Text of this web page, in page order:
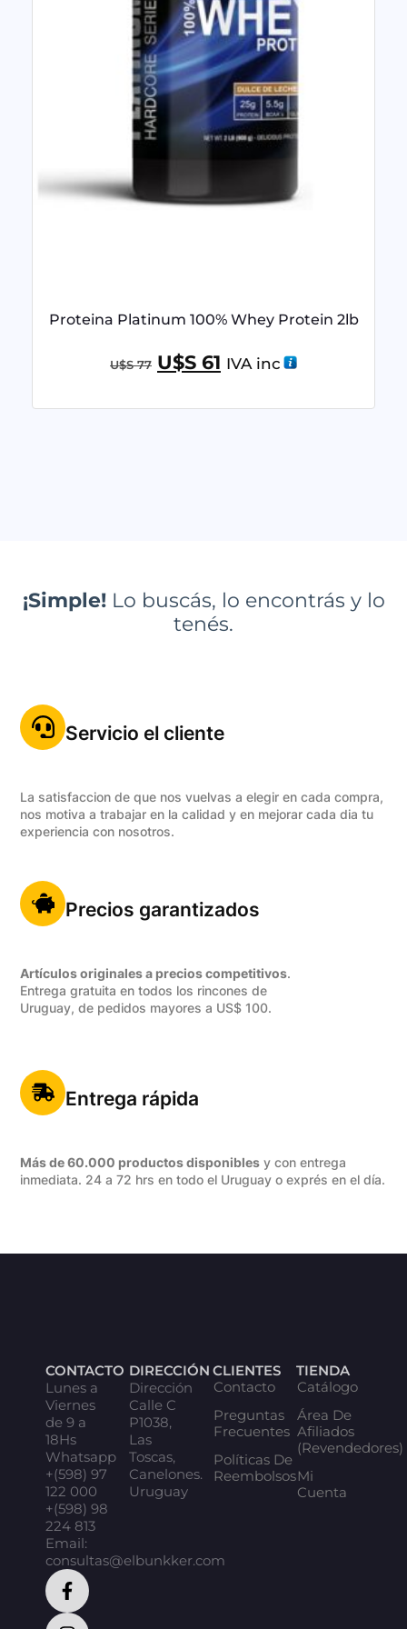
Proteina Platinum 100% Whey Protein 2lb
U$S77 U$S 61 IVA inc
¡Simple!Lo buscás, lo encontrás y lo
tenés.
Servicio el cliente
La satisfaccion de que nos vuelvas a elegir en cada compra,
nos motiva a trabajar en la calidad y en mejorar cada dia tu
experiencia con nosotros.
Precios garantizados
Artículos originales a precios competitivos.
Entrega gratuita en todos los rincones de
Uruguay, de pedidos mayores a US$ 100.
Entrega rápida
Más de 60.000 productos disponibles y con entrega
inmediata. 24 a 72 hrs en todo el Uruguay o exprés en el día.
CONTACTO
Lunes a
Viernes
de 9 a
18Hs
Whatsapp
+(598) 97
122 000
+(598) 98
224 813
Email:
consultas@elbunkker.com
DIRECCIÓN
Dirección
Calle C
P1038,
Las
Toscas,
Canelones.
Uruguay
CLIENTES
Contacto
Preguntas
Frecuentes
Políticas De
Reembolsos
TIENDA
Catálogo
Área De
Afiliados
(Revendedores)
Mi
Cuenta